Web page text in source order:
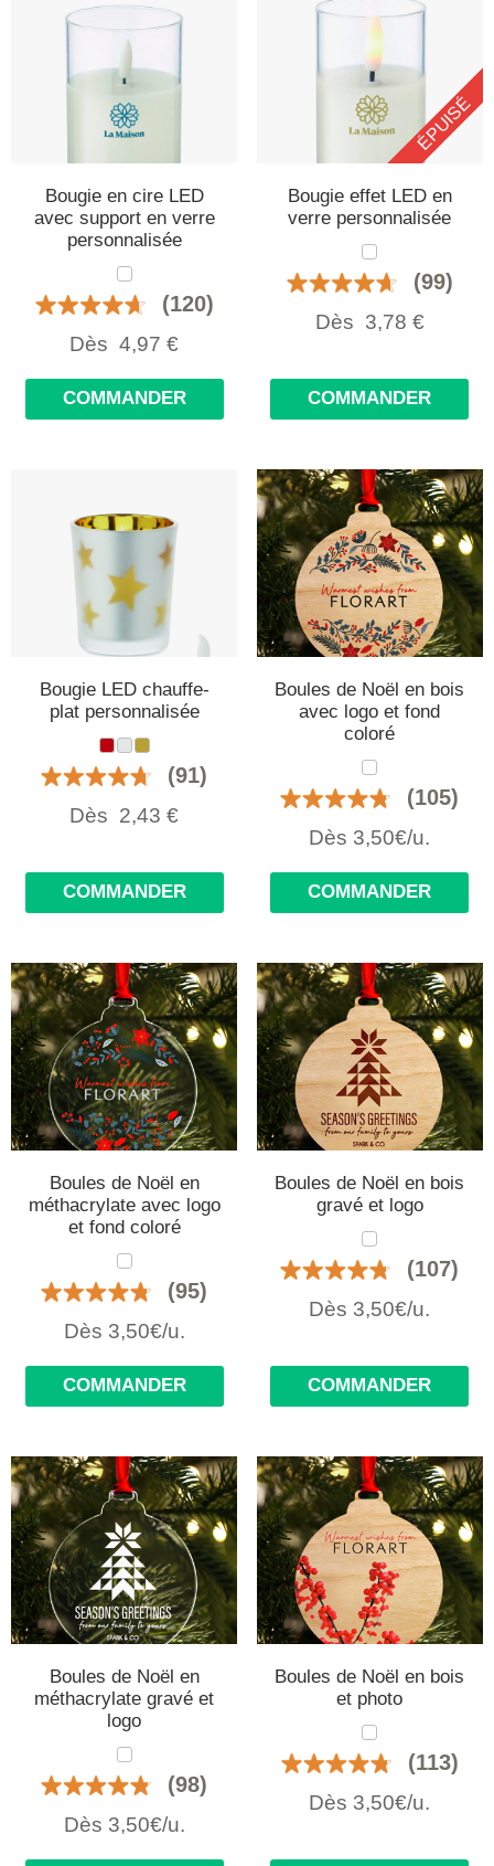
Bougie en cire LED
avec support en verre
personnalisée
(120)
Dès4,97 €
COMMANDER
ÉPUISÉ
Bougie effet LED en
verre personnalisée
(99)
Dès 3,78 €
COMMANDER
Bougie LED chauffe-
plat personnalisée
(91)
Dès 2,43 €
COMMANDER
Boules de Noël en bois
avec logo et fond
coloré
(105)
Dès 3,50€/u.
COMMANDER
Boules de Noël en
méthacrylate avec logo
et fond coloré
(95)
Dès 3,50€/u.
COMMANDER
Boules de Noël en bois
gravé et logo
(107)
Dès 3,50€/u.
COMMANDER
Boules de Noël en
méthacrylate gravé et
logo
(98)
Dès 3,50€/u.
Boules de Noël en bois
et photo
(113)
Dès 3,50€/u.